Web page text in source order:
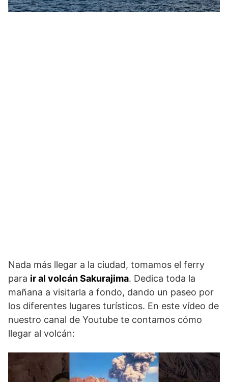
Nada más llegar a la ciudad, tomamos el ferry
para ir al volcán Sakurajima. Dedica toda la
mañana a visitarla a fondo, dando un paseo por
los diferentes lugares turísticos. En este vídeo de
nuestro canal de Youtube te contamos cómo
llegar al volcán: